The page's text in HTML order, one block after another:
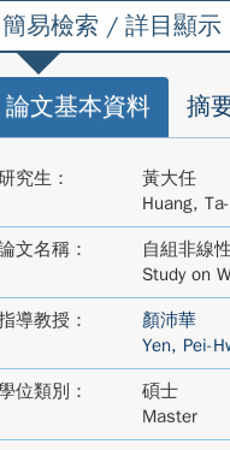
簡易檢索 / 詳目顯示
論文基本資料 摘
究生：
黃大任
Huang,
文名稱：
自組非線
Study on
導教授：
顏沛華
Yen, Pei-
位類別：
碩士
Master